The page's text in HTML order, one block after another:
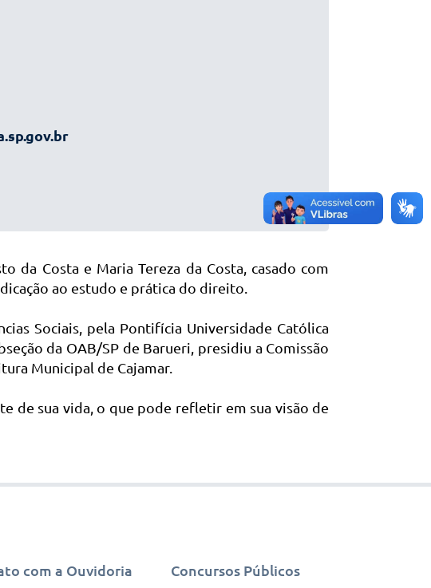
da Costa e Maria Tereza da Costa, casado com
ao estudo e prática do direito.
Sociais, pela Pontifícia Universidade Católica
da OAB/SP de Barueri, presidiu a Comissão
Municipal de Cajamar.
de sua vida, o que pode refletir em sua visão de
com a Ouvidoria Concursos Públicos